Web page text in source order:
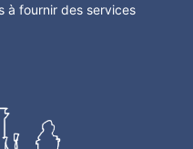
à fournir des services